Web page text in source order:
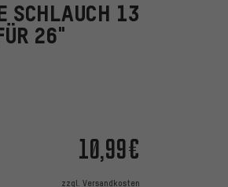
SCHLAUCH 13
26"
10,99€
zzgl. Versandkosten